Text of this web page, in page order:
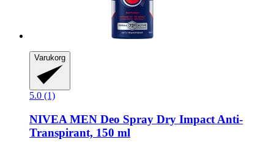
Varukorg
5.0 (1)
NIVEA MEN Deo Spray Dry Impact Anti-​
Transpirant, 150 ml